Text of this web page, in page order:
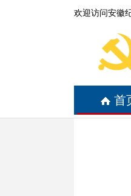
欢迎访问安徽
首